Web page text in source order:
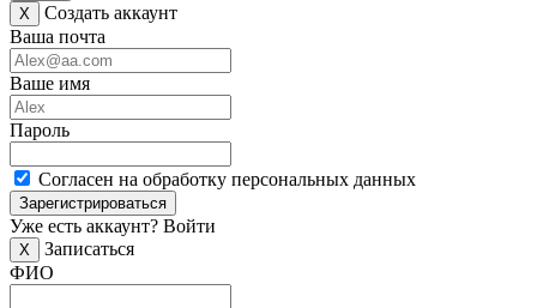
X
Создать аккаунт
Ваша почта
Ваше имя
Пароль
Согласен на обработку персональных данных
Зарегистрироваться
Уже есть аккаунт? Войти
X
Записаться
ФИО